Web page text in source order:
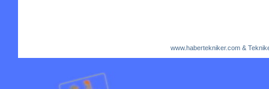
www.habertekniker.com &